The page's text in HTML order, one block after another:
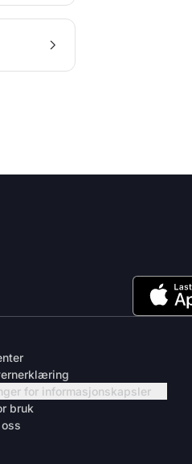
for informasjonskapsler
bruk